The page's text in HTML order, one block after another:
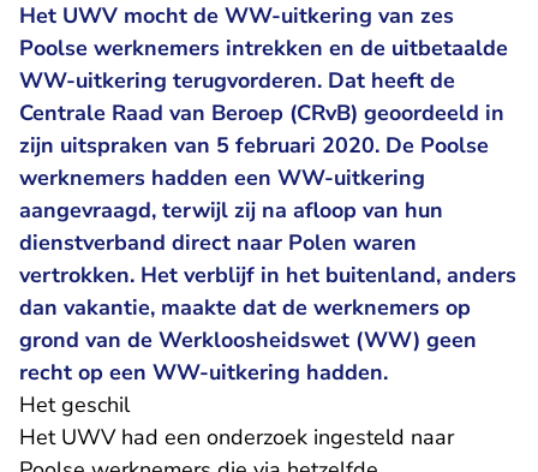
Het UWV mocht de WW-uitkering van zes
Poolse werknemers intrekken en de uitbetaalde
WW-uitkering terugvorderen. Dat heeft de
Centrale Raad van Beroep (CRvB) geoordeeld in
zijn uitspraken van 5 februari 2020. De Poolse
werknemers hadden een WW-uitkering
aangevraagd, terwijl zij na afloop van hun
dienstverband direct naar Polen waren
vertrokken. Het verblijf in het buitenland, anders
dan vakantie, maakte dat de werknemers op
grond van de Werkloosheidswet (WW) geen
recht op een WW-uitkering hadden.
Het geschil
Het UWV had een onderzoek ingesteld naar